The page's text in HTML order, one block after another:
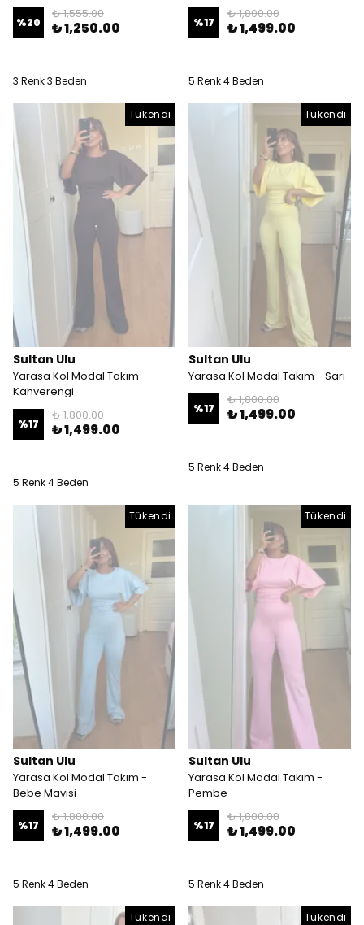
%20
₺ 1,555.00
₺ 1,250.00
3 Renk 3 Beden
%17
₺ 1,800.00
₺ 1,499.00
5 Renk 4 Beden
Tükendi
Sultan Ulu
Yarasa Kol Modal Takım -
Kahverengi
%17
₺ 1,800.00
₺ 1,499.00
5 Renk 4 Beden
Tükendi
Sultan Ulu
Yarasa Kol Modal Takım - Sarı
%17
₺ 1,800.00
₺ 1,499.00
5 Renk 4 Beden
Tükendi
Sultan Ulu
Yarasa Kol Modal Takım -
Bebe Mavisi
%17
₺ 1,800.00
₺ 1,499.00
5 Renk 4 Beden
Tükendi
Sultan Ulu
Yarasa Kol Modal Takım -
Pembe
%17
₺ 1,800.00
₺ 1,499.00
5 Renk 4 Beden
Tükendi Tükendi